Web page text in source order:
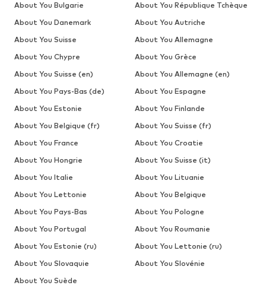
About You Bulgarie
About You République Tchèque
About You Danemark
About You Autriche
About You Suisse
About You Allemagne
About You Chypre
About You Grèce
About You Suisse (en)
About You Allemagne (en)
About You Pays-Bas (de)
About You Espagne
About You Estonie
About You Finlande
About You Belgique (fr)
About You Suisse (fr)
About You France
About You Croatie
About You Hongrie
About You Suisse (it)
About You Italie
About You Lituanie
About You Lettonie
About You Belgique
About You Pays-Bas
About You Pologne
About You Portugal
About You Roumanie
About You Estonie (ru)
About You Lettonie (ru)
About You Slovaquie
About You Slovénie
About You Suède